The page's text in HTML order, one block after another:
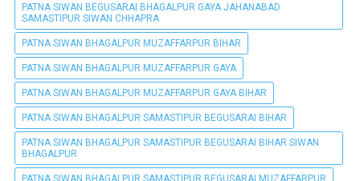
PATNA SIWAN BEGUSARAI BHAGALPUR GAYA JAHANABAD
SAMASTIPUR SIWAN CHHAPRA
PATNA SIWAN BHAGALPUR MUZAFFARPUR BIHAR
PATNA SIWAN BHAGALPUR MUZAFFARPUR GAYA
PATNA SIWAN BHAGALPUR MUZAFFARPUR GAYA BIHAR
PATNA SIWAN BHAGALPUR SAMASTIPUR BEGUSARAI BIHAR
PATNA SIWAN BHAGALPUR SAMASTIPUR BEGUSARAI BIHAR SIWAN
BHAGALPUR
PATNA SIWAN BHAGALPUR SAMASTIPUR BEGUSARAI MUZAFFARPUR